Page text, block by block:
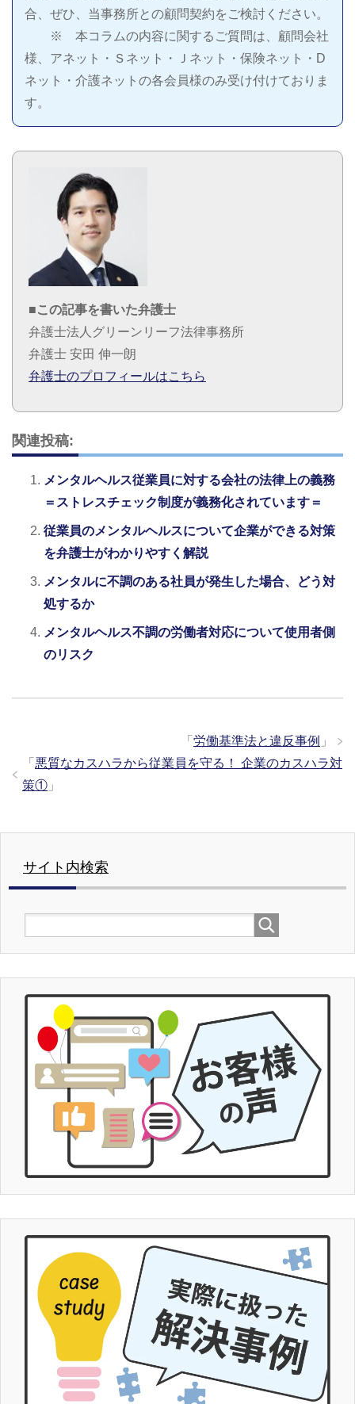
合、ぜひ、当事務所との顧問契約をご検討ください。
※ 本コラムの内容に関するご質問は、顧問会社
様、アネット・Ｓネット・Ｊネット・保険ネット・D
ネット・介護ネットの各会員様のみ受け付けておりま
す。
■この記事を書いた弁護士
弁護士法人グリーンリーフ法律事務所
弁護士 安田 伸一朗
弁護士のプロフィールはこちら
関連投稿:
メンタルヘルス従業員に対する会社の法律上の義務
＝ストレスチェック制度が義務化されています＝
従業員のメンタルヘルスについて企業ができる対策
を弁護士がわかりやすく解説
メンタルに不調のある社員が発生した場合、どう対
処するか
メンタルヘルス不調の労働者対応について使用者側
のリスク
「 労働基準法と違反事例 」
「 悪質なカスハラから従業員を守る！ 企業のカスハラ対
策① 」
サイト内検索